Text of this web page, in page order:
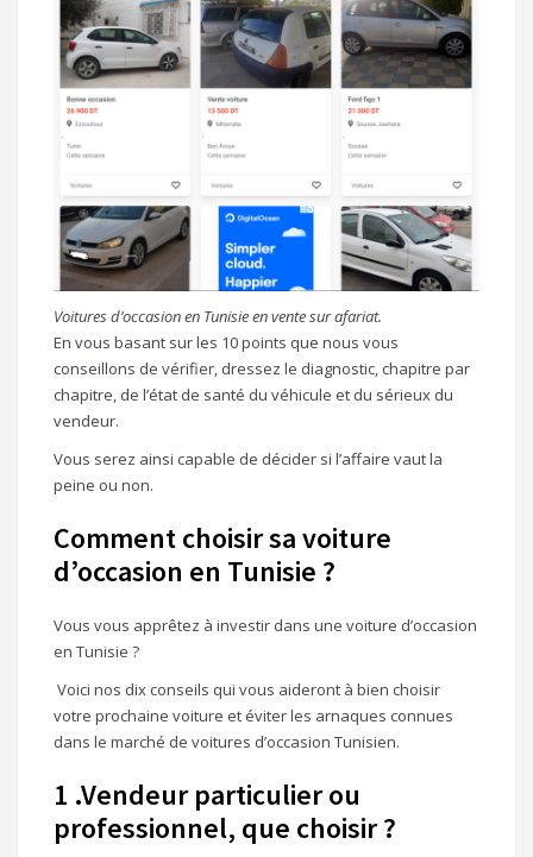
Voitures d’occasion en Tunisie en vente sur afariat.
En vous basant sur les 10 points que nous vous
conseillons de vérifier, dressez le diagnostic, chapitre par
chapitre, de l’état de santé du véhicule et du sérieux du
vendeur.
Vous serez ainsi capable de décider si l’affaire vaut la
peine ou non.
Comment choisir sa voiture
d’occasion en Tunisie ?
Vous vous apprêtez à investir dans une voiture d’occasion
en Tunisie ?
Voici nos dix conseils qui vous aideront à bien choisir
votre prochaine voiture et éviter les arnaques connues
dans le marché de voitures d’occasion Tunisien.
1 .Vendeur particulier ou
professionnel, que choisir ?